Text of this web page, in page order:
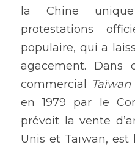
la Chine
protestations
populaire, qui a
agacement. Dans
commercial
en 1979 par le
prévoit la vente
Unis et Taïwan, est